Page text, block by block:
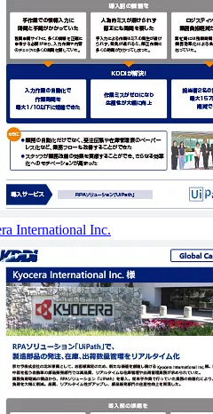
International Inc.